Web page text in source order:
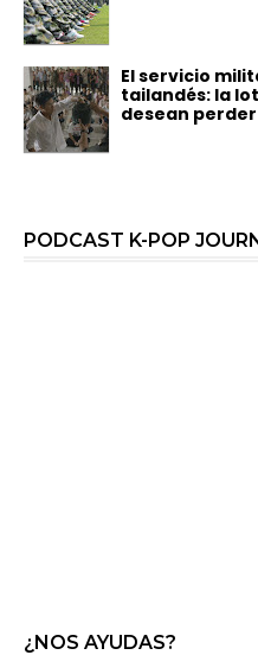
El servicio
tailandés: la
desean perder
PODCAST K-POP
¿NOS AYUDAS?